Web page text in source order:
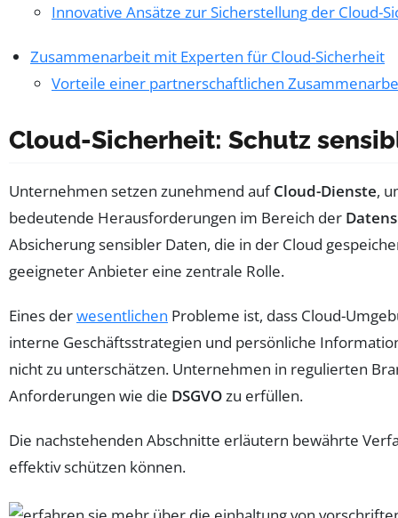
Innovative Ansätze zur Sicherstellung der Cloud-
Zusammenarbeit mit Experten für Cloud-Sicherheit
Vorteile einer partnerschaftlichen
Cloud-Sicherheit: Schutz
Unternehmen setzen zunehmend aufCloud-Dienste,
bedeutende Herausforderungen im Bereich der
Absicherung sensibler Daten, die in der Cloud
geeigneter Anbieter eine zentrale Rolle.
Eines derwesentlichen Probleme ist, dass Cloud-
interne Geschäftsstrategien und persönliche
nicht zu unterschätzen. Unternehmen in regulierten
Anforderungen wie die DSGVO zu erfüllen.
Die nachstehenden Abschnitte erläutern bewährte
effektiv schützen können.